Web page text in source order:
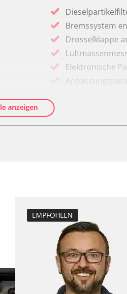
Bremssystem
Drosselklappe
Elektronische
anzeigen
EMPFOHLEN